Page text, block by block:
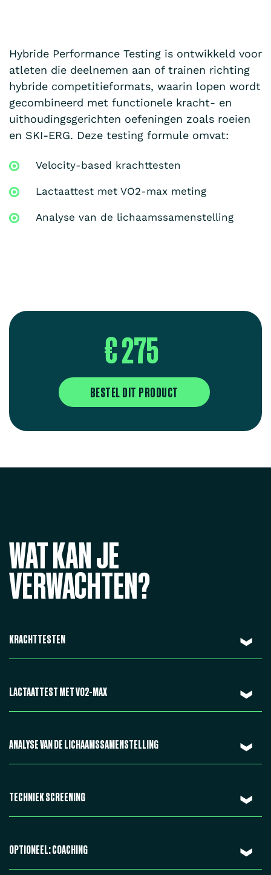
Hybride Performance Testing is ontwikkeld voor
atleten die deelnemen aan of trainen richting
hybride competitieformats, waarin lopen wordt
gecombineerd met functionele kracht- en
uithoudingsgerichten oefeningen zoals roeien
en SKI-ERG. Deze testing formule omvat:
Velocity-based krachttesten
Lactaattest met VO2-max meting
Analyse van de lichaamssamenstelling
€ 275
BESTEL DIT PRODUCT
WAT KAN JE
VERWACHTEN?
KRACHTTESTEN
LACTAATTEST MET VO2-MAX
ANALYSE VAN DE LICHAAMSSAMENSTELLING
TECHNIEK SCREENING
OPTIONEEL: COACHING